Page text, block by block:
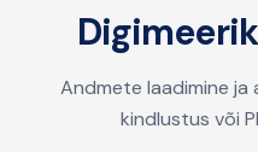
Andmete laadimine ja
kindlustus või